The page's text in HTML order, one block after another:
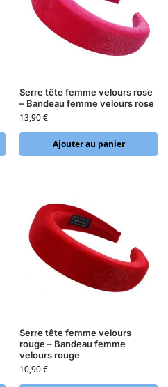
Serre tête femme velours rose
– Bandeau femme velours rose
13,90€
Ajouter au panier
Serre tête femme velours
rouge – Bandeau femme
velours rouge
10,90€